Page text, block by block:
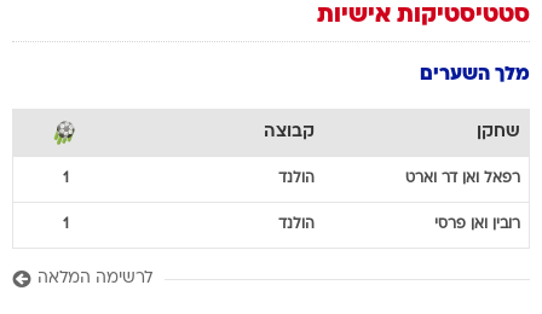
סטטיסטיקות אישיות
מלך השערים
שחקן קבוצה
רפאל ואן דר וארט הולנד 1
רובין ואן פרסי הולנד 1
לרשימה המלאה